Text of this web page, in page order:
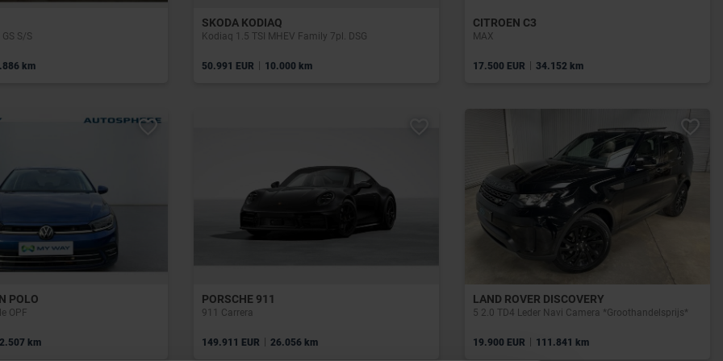
S/S
km
SKODA KODIAQ
Kodiaq 1.5 TSI MHEV Family 7pl. DSG
50.991 EUR | 10.000 km
CITROEN C3
MAX
17.500 EUR | 34.152 km
POLO
OPF
km
PORSCHE 911
911 Carrera
149.911 EUR | 26.056 km
LAND ROVER DISCOVERY
5 2.0 TD4 Leder Navi Camera *Groothandelsprijs*
19.900 EUR | 111.841 km